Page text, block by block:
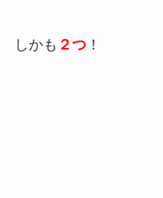
しかも ２つ！